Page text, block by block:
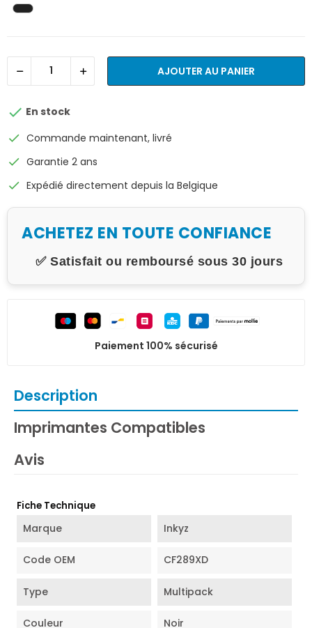
AJOUTER AU PANIER
 En stock
check Commande maintenant, livré
check Garantie 2 ans
check Expédié directement depuis la Belgique
ACHETEZ EN TOUTE CONFIANCE
✅ Satisfait ou remboursé sous 30 jours
Paiement 100% sécurisé
Description
Imprimantes Compatibles
Avis
Fiche Technique
Marque Inkyz
Code OEM CF289XD
Type Multipack
Couleur Noir